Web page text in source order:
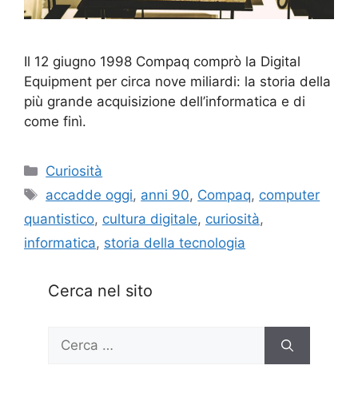
Il 12 giugno 1998 Compaq comprò la Digital
Equipment per circa nove miliardi: la storia della
più grande acquisizione dell’informatica e di
come finì.
Categorie
Curiosità
Tag
accadde oggi, anni 90, Compaq, computer
quantistico, cultura digitale, curiosità,
informatica, storia della tecnologia
Cerca nel sito
Ricerca